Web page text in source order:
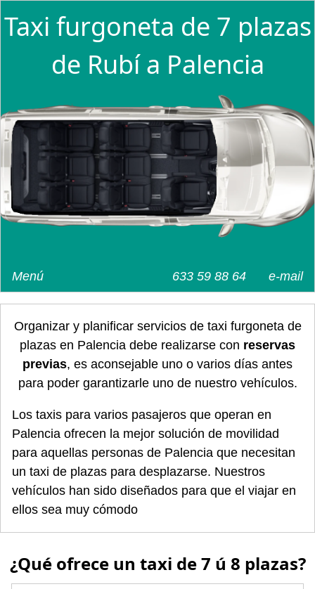
Taxi furgoneta de 7 plazas
de Rubí a Palencia
e-mail
633 59 88 64
Menú
Organizar y planificar servicios de taxi furgoneta de
plazas en Palencia debe realizarse con reservas
previas, es aconsejable uno o varios días antes
para poder garantizarle uno de nuestro vehículos.
Los taxis para varios pasajeros que operan en
Palencia ofrecen la mejor solución de movilidad
para aquellas personas de Palencia que necesitan
un taxi de plazas para desplazarse. Nuestros
vehículos han sido diseñados para que el viajar en
ellos sea muy cómodo
¿Qué ofrece un taxi de 7 ú 8 plazas?